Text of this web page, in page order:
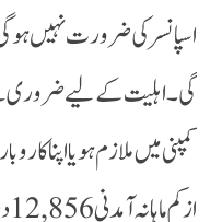
اسپانسر کی ضرورت نہیں
گی۔ اہلیت کے لیے ضروری
کمپنی میں ملازم ہو یا اپنا